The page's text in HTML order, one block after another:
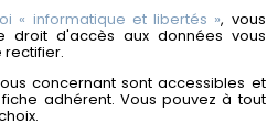
« informatique et libertés », vous
droit d'accès aux données vous
rectifier.
concernant sont accessibles et
adhérent. Vous pouvez à tout